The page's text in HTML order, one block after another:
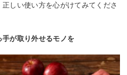
しい使い方を心がけてみてくださ
が取り外せるモノを